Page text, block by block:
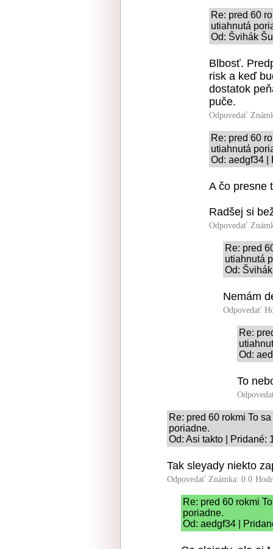
Re: pred 60
utiahnutá
Od: Švihák
Blbosť.
risk a keď
dostatok
puče.
Odpovedať
Re: pred 60
utiahnutá
Od: aedgf34 |
A čo presne
Radšej si
Odpovedať
Re: pred
utiahnutá
Od:
Nemám
Odpovedať
Re:
Od:
To
Re: pred 60 rokmi To
poriadne.
Od: Asi takto | Pridané:
Tak sleyady niekto
Odpovedať Známka: 0.0
Re: pred 60 rokmi
poriadne.
Od: aedgf34 |